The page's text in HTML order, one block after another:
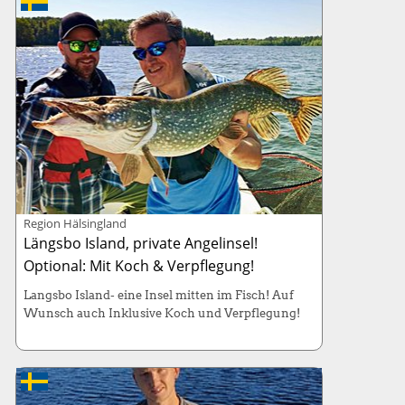
Region Hälsingland
Längsbo Island, private Angelinsel!
Optional: Mit Koch & Verpflegung!
Langsbo Island- eine Insel mitten im Fisch! Auf
Wunsch auch Inklusive Koch und Verpflegung!
Haben Sie immer schon davon geträumt auf einer
Insel Angelurlaub zu machen? Nur Sie, Ihre
Freunde und/oder Familie und sonst niemand?